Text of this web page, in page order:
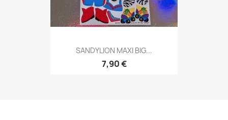
SANDYLION MAXI BIG...
7,90 €